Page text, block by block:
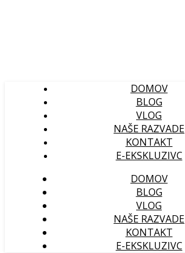
DOMOV
BLOG
VLOG
NAŠE RAZVADE
KONTAKT
E-EKSKLUZIVC
DOMOV
BLOG
VLOG
NAŠE RAZVADE
KONTAKT
E-EKSKLUZIVC